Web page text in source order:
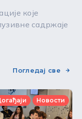
које
садржаје
Погледај све
Новости